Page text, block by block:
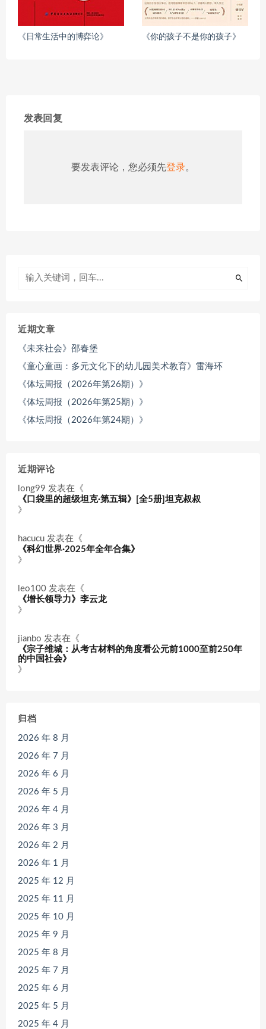
《日常生活中的博弈论》 《你的孩子不是你的孩子》
发表回复
要发表评论，您必须先登录。
近期文章
《未来社会》邵春堡
《童心童画：多元文化下的幼儿园美术教育》雷海环
《体坛周报（2026年第26期）》
《体坛周报（2026年第25期）》
《体坛周报（2026年第24期）》
近期评论
long99 发表在《
《口袋里的超级坦克·第五辑》[全5册]坦克叔叔
》
hacucu 发表在《
《科幻世界·2025年全年合集》
》
leo100 发表在《
《增长领导力》李云龙
》
jianbo 发表在《
《宗子维城：从考古材料的角度看公元前1000至前250年
的中国社会》
》
归档
2026 年 8 月
2026 年 7 月
2026 年 6 月
2026 年 5 月
2026 年 4 月
2026 年 3 月
2026 年 2 月
2026 年 1 月
2025 年 12 月
2025 年 11 月
2025 年 10 月
2025 年 9 月
2025 年 8 月
2025 年 7 月
2025 年 6 月
2025 年 5 月
2025 年 4 月